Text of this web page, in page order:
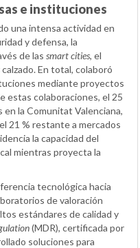
e instituciones
una intensa actividad en
y defensa, la
de las smart cities, el
En total, colaboró
mediante proyectos
estas colaboraciones, el 25
la Comunitat Valenciana,
21 % restante a mercados
la capacidad del
mientras proyecta la
tecnológica hacia
de valoración
estándares de calidad y
(MDR), certificada por
soluciones para